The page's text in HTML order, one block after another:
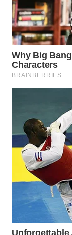
SERDANG
WN
TEBING
TINGGI
WN
PAKPAK
WN
KARAWANG
WN
BEKASI
BOGOR
WN